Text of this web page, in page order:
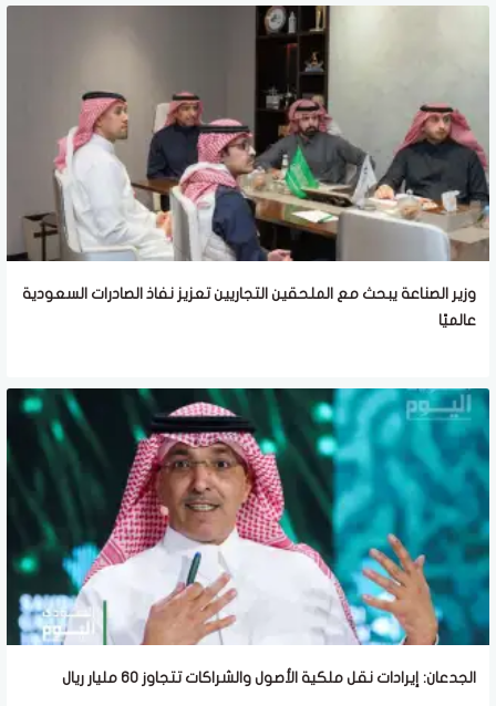
وزير الصناعة يبحث مع الملحقين التجاريين تعزيز نفاذ الصادرات السعودية
عالميًا
الجدعان: إيرادات نقل ملكية الأصول والشراكات تتجاوز 60 مليار ريال